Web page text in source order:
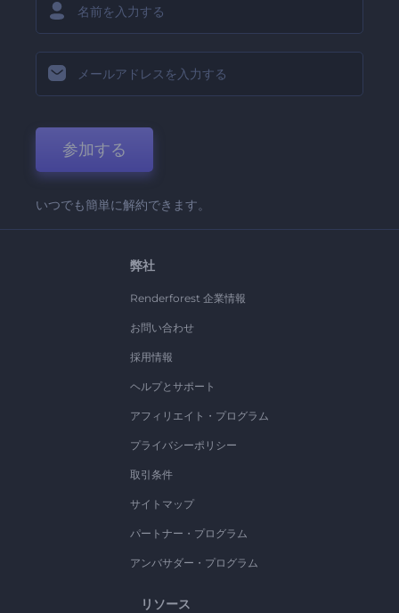
参加する
いつでも簡単に解約できます。
弊社
Renderforest 企業情報
お問い合わせ
採用情報
ヘルプとサポート
アフィリエイト・プログラム
プライバシーポリシー
取引条件
サイトマップ
パートナー・プログラム
アンバサダー・プログラム
リソース